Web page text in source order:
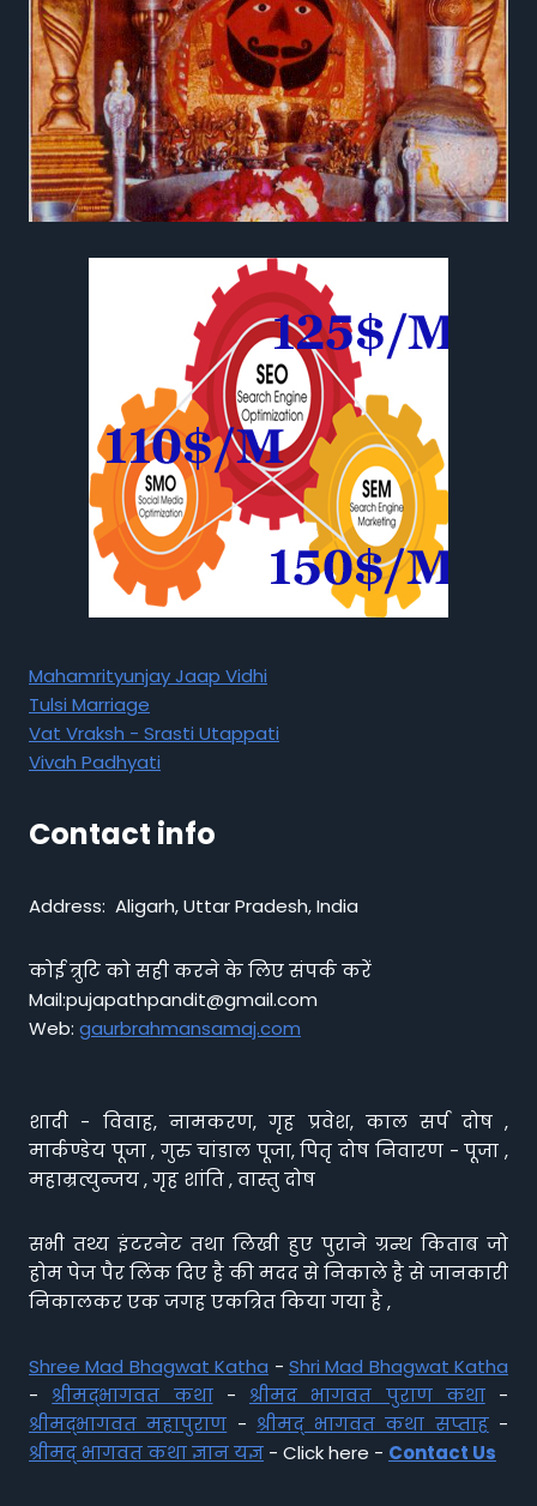
Mahamrityunjay Jaap Vidhi
Tulsi Marriage
Vat Vraksh - Srasti Utappati
Vivah Padhyati
Contact info
Address: Aligarh, Uttar Pradesh, India
कोई त्रुटि को सही करने के लिए संपर्क करें
Mail:pujapathpandit@gmail.com
Web: gaurbrahmansamaj.com
शादी - विवाह, नामकरण, गृह प्रवेश, काल सर्प दोष ,
मार्कण्डेय पूजा , गुरु चांडाल पूजा, पितृ दोष निवारण - पूजा ,
महाम्रत्युन्जय , गृह शांति , वास्तु दोष
सभी तथ्य इंटरनेट तथा लिखी हुए पुराने ग्रन्थ किताब जो
होम पेज पैर लिंक दिए है की मदद से निकाले है से जानकारी
निकालकर एक जगह एकत्रित किया गया है ,
Shree Mad Bhagwat Katha - Shri Mad Bhagwat Katha
- श्रीमद्भागवत कथा- श्रीमद भागवत पुराण कथा-
श्रीमद्भागवत महापुराण - श्रीमद् भागवत कथा सप्ताह-
श्रीमद् भागवत कथा ज्ञान यज्ञ - Click here - Contact Us